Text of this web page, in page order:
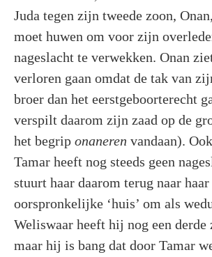
Juda tegen zijn tweede zoon,
moet huwen om voor zijn
nageslacht te verwekken. Onan
verloren gaan omdat de tak van
broer dan het eerstgeboorterecht
verspilt daarom zijn zaad op de
het begrip onaneren vandaan).
Tamar heeft nog steeds geen
stuurt haar daarom terug naar haar
oorspronkelijke ‘huis’ om als
Weliswaar heeft hij nog een derde
maar hij is bang dat door Tamar